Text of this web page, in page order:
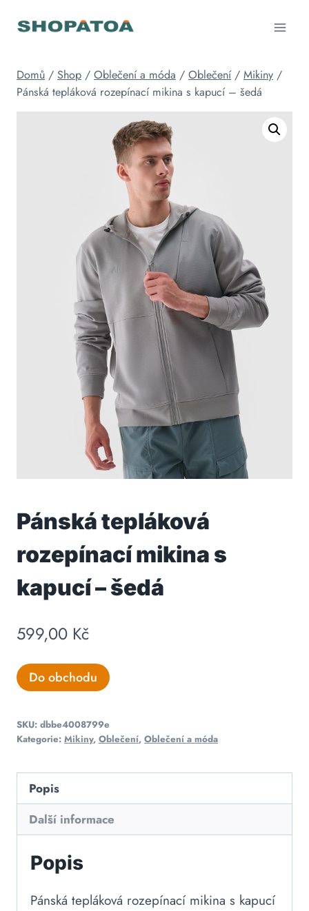
Domů / Shop / Oblečení a móda / Oblečení / Mikiny /
Pánská tepláková rozepínací mikina s kapucí – šedá
Pánská tepláková
rozepínací mikina s
kapucí – šedá
599,00 Kč
Do obchodu
SKU: dbbe4008799e
Kategorie: Mikiny, Oblečení, Oblečení a móda
Popis
Další informace
Popis
Pánská tepláková rozepínací mikina s kapucí